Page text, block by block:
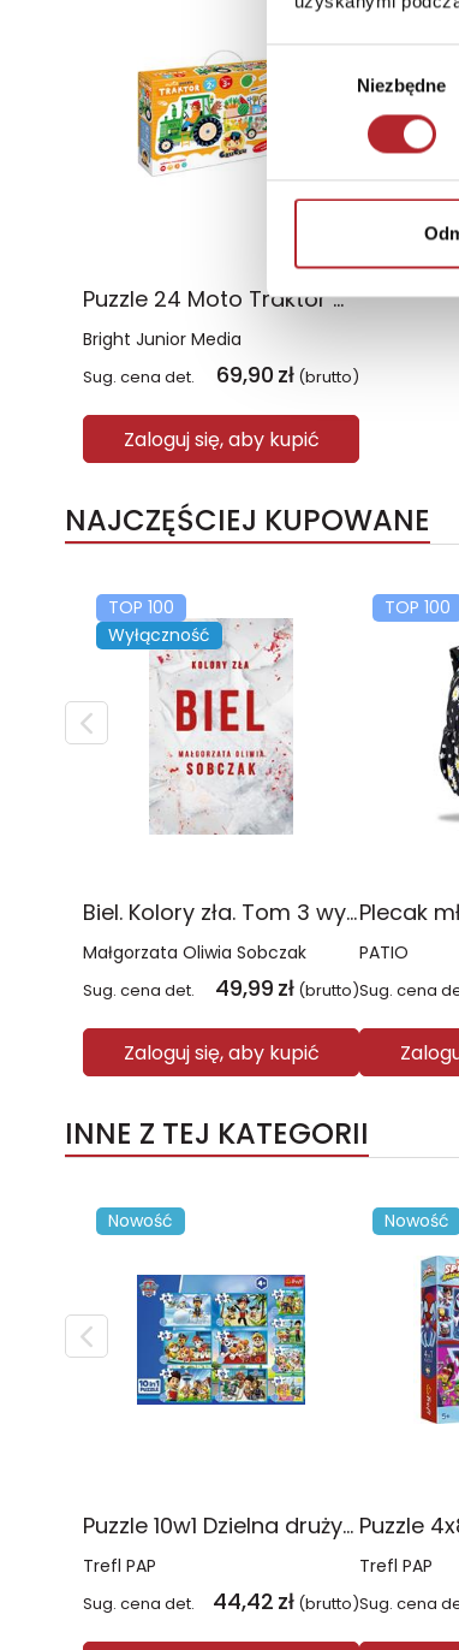
Wybór
zgody
Niezbędne
Puzzle 24 Moto Traktor CzuCzu
Bright Junior Media
Sug. cena det. 69,90 zł (brutto)
Zaloguj się, aby kupić
NAJCZĘŚCIEJ KUPOWANE
TOP 100
Wyłączność
Biel. Kolory zła. Tom 3 wyd. 2025
Małgorzata Oliwia Sobczak
Sug. cena det. 49,99 zł (brutto)
Zaloguj się, aby kupić
TOP 100
PATIO
Sug. cena
INNE Z TEJ KATEGORII
Nowość
Puzzle 10w1 Dzielna drużyna Psiego Patrolu 96012
Trefl PAP
Sug. cena det. 44,42 zł (brutto)
Nowość
Trefl PAP
Sug. cena